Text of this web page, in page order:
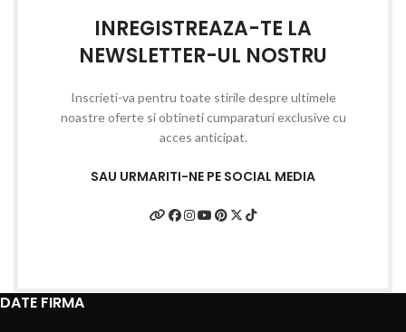
INREGISTREAZA-TE LA
NEWSLETTER-UL NOSTRU
Inscrieti-va pentru toate stirile despre ultimele
noastre oferte si obtineti cumparaturi exclusive cu
acces anticipat.
SAU URMARITI-NE PE SOCIAL MEDIA
DATE FIRMA